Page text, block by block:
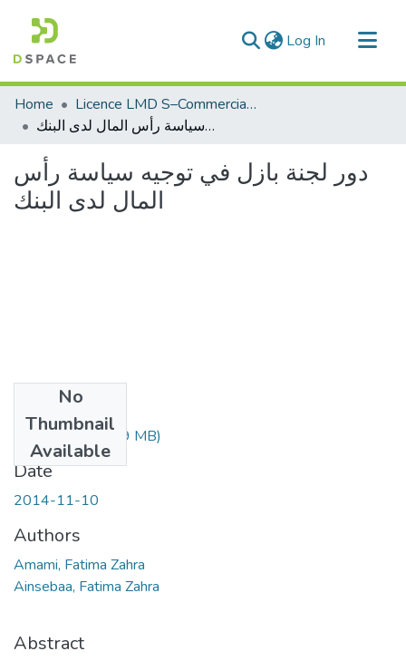
Log In (current)
Communities & Collections
All of DSpace
Statistics
Home
Licence LMD S–Commerciale
دور لجنة بازل في توجيه سياسة رأس المال لدى البنك
دور لجنة بازل في توجيه سياسة رأس
المال لدى البنك
No
Thumbnail
Available
memoire.pdf(4.29 MB)
Date
2014-11-10
Authors
Amami, Fatima Zahra
Ainsebaa, Fatima Zahra
Abstract